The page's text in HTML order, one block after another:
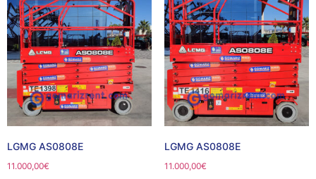
LGMG AS0808E
11.000,00€
LGMG AS0808E
11.000,00€